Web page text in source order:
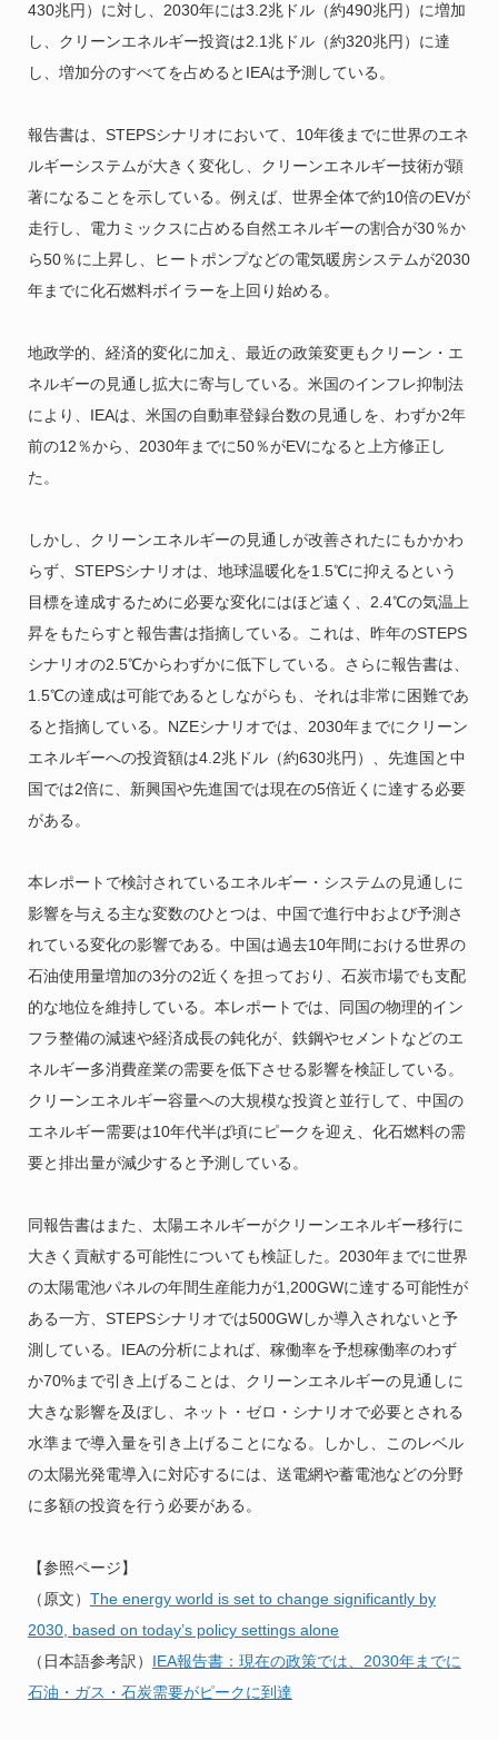
430兆円）に対し、2030年には3.2兆ドル（約490兆円）に増加
し、クリーンエネルギー投資は2.1兆ドル（約320兆円）に達
し、増加分のすべてを占めるとIEAは予測している。
報告書は、STEPSシナリオにおいて、10年後までに世界のエネ
ルギーシステムが大きく変化し、クリーンエネルギー技術が顕
著になることを示している。例えば、世界全体で約10倍のEVが
走行し、電力ミックスに占める自然エネルギーの割合が30％か
ら50％に上昇し、ヒートポンプなどの電気暖房システムが2030
年までに化石燃料ボイラーを上回り始める。
地政学的、経済的変化に加え、最近の政策変更もクリーン・エ
ネルギーの見通し拡大に寄与している。米国のインフレ抑制法
により、IEAは、米国の自動車登録台数の見通しを、わずか2年
前の12％から、2030年までに50％がEVになると上方修正し
た。
しかし、クリーンエネルギーの見通しが改善されたにもかかわ
らず、STEPSシナリオは、地球温暖化を1.5℃に抑えるという
目標を達成するために必要な変化にはほど遠く、2.4℃の気温上
昇をもたらすと報告書は指摘している。これは、昨年のSTEPS
シナリオの2.5℃からわずかに低下している。さらに報告書は、
1.5℃の達成は可能であるとしながらも、それは非常に困難であ
ると指摘している。NZEシナリオでは、2030年までにクリーン
エネルギーへの投資額は4.2兆ドル（約630兆円）、先進国と中
国では2倍に、新興国や先進国では現在の5倍近くに達する必要
がある。
本レポートで検討されているエネルギー・システムの見通しに
影響を与える主な変数のひとつは、中国で進行中および予測さ
れている変化の影響である。中国は過去10年間における世界の
石油使用量増加の3分の2近くを担っており、石炭市場でも支配
的な地位を維持している。本レポートでは、同国の物理的イン
フラ整備の減速や経済成長の鈍化が、鉄鋼やセメントなどのエ
ネルギー多消費産業の需要を低下させる影響を検証している。
クリーンエネルギー容量への大規模な投資と並行して、中国の
エネルギー需要は10年代半ば頃にピークを迎え、化石燃料の需
要と排出量が減少すると予測している。
同報告書はまた、太陽エネルギーがクリーンエネルギー移行に
大きく貢献する可能性についても検証した。2030年までに世界
の太陽電池パネルの年間生産能力が1,200GWに達する可能性が
ある一方、STEPSシナリオでは500GWしか導入されないと予
測している。IEAの分析によれば、稼働率を予想稼働率のわず
か70%まで引き上げることは、クリーンエネルギーの見通しに
大きな影響を及ぼし、ネット・ゼロ・シナリオで必要とされる
水準まで導入量を引き上げることになる。しかし、このレベル
の太陽光発電導入に対応するには、送電網や蓄電池などの分野
に多額の投資を行う必要がある。
【参照ページ】
（原文） The energy world is set to change significantly by
2030, based on today’s policy settings alone
（日本語参考訳） IEA報告書：現在の政策では、2030年までに
石油・ガス・石炭需要がピークに到達